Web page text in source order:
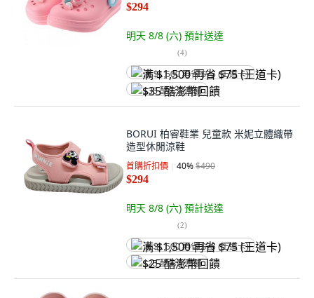
$294
明天 8/8 (六) 預計送達
(4)
满 $1,500 再省 $75 (王道卡)
$35 酷澎幣回饋
BORUI 柏睿鞋業 兒童款 米妮立體織帶
造型休閒涼鞋
首購折扣價 40%$490
$294
明天 8/8 (六) 預計送達
(2)
满 $1,500 再省 $75 (王道卡)
$25 酷澎幣回饋